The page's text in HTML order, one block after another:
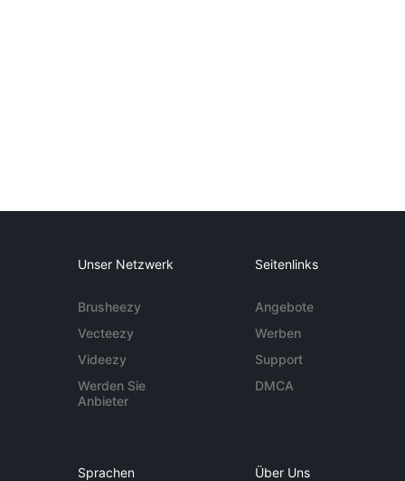
Unser Netzwerk
Brusheezy
Vecteezy
Videezy
Werden Sie
Anbieter
Seitenlinks
Angebote
Werben
Support
DMCA
Sprachen Über Uns